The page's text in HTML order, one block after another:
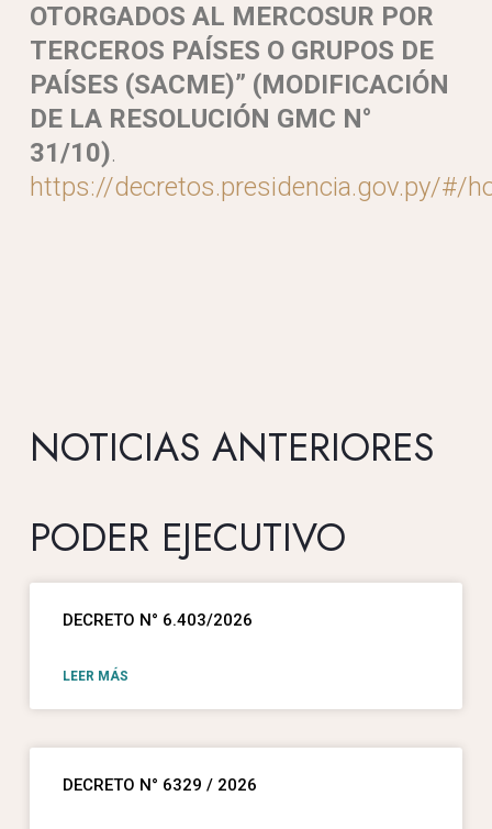
OTORGADOS AL MERCOSUR POR
TERCEROS PAÍSES O GRUPOS DE
PAÍSES (SACME)” (MODIFICACIÓN
DE LA RESOLUCIÓN GMC N°
31/10).
https://decretos.presidencia.gov.py/#/
NOTICIAS ANTERIORES
PODER EJECUTIVO
DECRETO N° 6.403/2026
LEER MÁS
DECRETO N° 6329 / 2026